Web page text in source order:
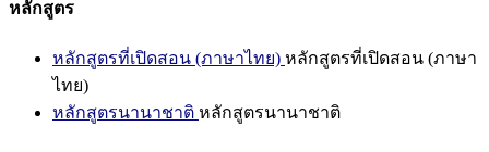
หลักสูตร
หลักสูตรที่เปิดสอน (ภาษาไทย) หลักสูตรที่เปิดสอน (ภาษา
ไทย)
หลักสูตรนานาชาติ หลักสูตรนานาชาติ